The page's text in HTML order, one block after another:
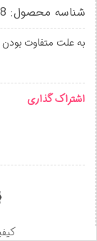
شناسه محصول: 728
به علت متفاوت
اشتراک گذاری